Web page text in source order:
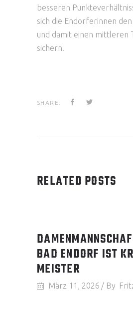
besseren
sich die Endorferinnen
und damit einen mittleren
sichern.
SHARE:
RELATED POSTS
BAD ENDORF IST
MEISTER
März 11, 2026 By